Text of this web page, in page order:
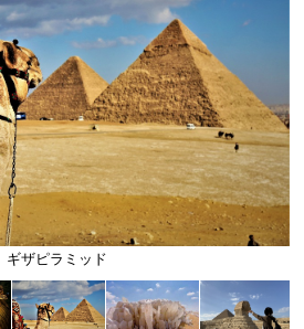
クリスタル山